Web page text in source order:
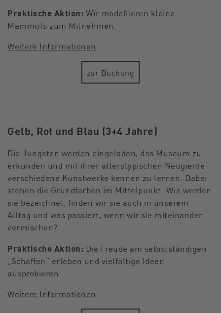
Praktische Aktion: Wir modellieren kleine
Mammuts zum Mitnehmen.
Weitere Informationen
zur Buchung
Gelb, Rot und Blau (3+4 Jahre)
Die Jüngsten werden eingeladen, das Museum zu
erkunden und mit ihrer alterstypischen Neugierde
verschiedene Kunstwerke kennen zu lernen. Dabei
stehen die Grundfarben im Mittelpunkt. Wie werden
sie bezeichnet, finden wir sie auch in unserem
Alltag und was passiert, wenn wir sie miteinander
vermischen?
Praktische Aktion: Die Freude am selbstständigen
„Schaffen“ erleben und vielfältige Ideen
ausprobieren.
Weitere Informationen